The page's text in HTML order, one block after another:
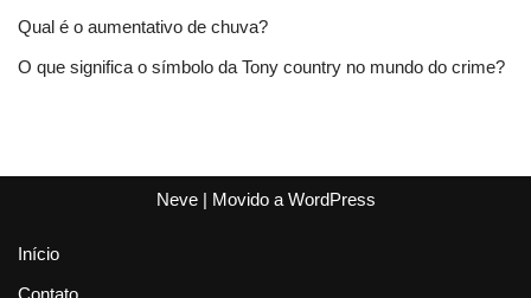
Qual é o aumentativo de chuva?
O que significa o símbolo da Tony country no mundo do crime?
Neve| Movido a WordPress
Início
Contato